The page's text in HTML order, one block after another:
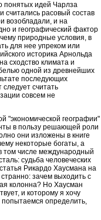
понятых идей Чарлза
расовый состав
возобладали, и на
и географический фактор
природные условия, в
для нее упреком или
историка Арнольда
сходство климата и
одной из древнейших
последующих
считать
совсем не
"экономической географии"
в пользу решающей роли
они изложены в книге
некоторые богаты, а
том числе международный
судьба человеческих
Рикардо Хаусмана на
зачем выходить с
колонна? Но Хаусман
и которому я хочу
определить,